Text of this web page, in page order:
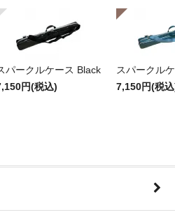
パークルケース Black
円(税込)
スパークル
7,150円(税